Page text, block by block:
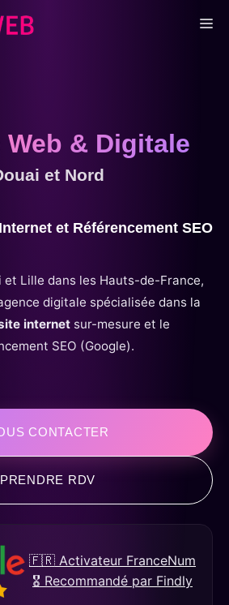
Web & Digitale
et Nord
et Référencement SEO
et Lille dans les Hauts-de-France,
digitale spécialisée dans la
internetsur-mesure et le
SEO (Google).
CONTACTER
PRENDRE RDV
🇫🇷 Activateur FranceNum
🎖️ Recommandé par Findly